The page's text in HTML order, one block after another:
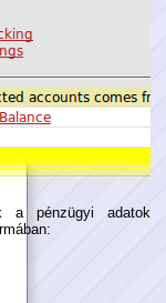
a pénzügyi adatok